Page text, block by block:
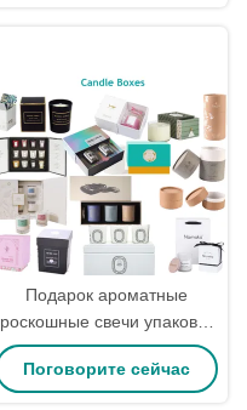
Подарок ароматные
роскошные свечи упаковка
коробки ODM картонная
подкладка в большом
Поговорите сейчас